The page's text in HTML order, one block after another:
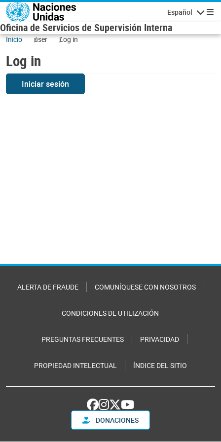
Skip to main content
Español
Oficina de Servicios de Supervisión Interna
Inicio user Log in
Log in
Iniciar sesión
ALERTA DE FRAUDE COMUNÍQUESE CON NOSOTROS
CONDICIONES DE UTILIZACIÓN
PREGUNTAS FRECUENTES PRIVACIDAD
PROPIEDAD INTELECTUAL ÍNDICE DEL SITIO
DONACIONES